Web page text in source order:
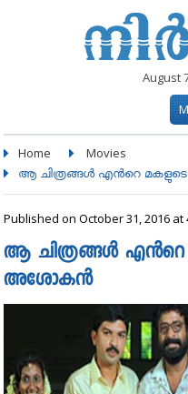
August
Home Movies
ആ ചിത്രങ്ങള്‍ എന്‍റെ
Published on October 31, 2016 at
ആ ചിത്രങ്ങള്‍ എന്‍റെ
അശോകന്‍